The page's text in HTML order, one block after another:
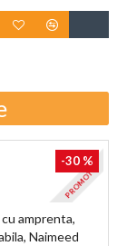
PROMOTIE
-30 %
amprenta,
Naimeed